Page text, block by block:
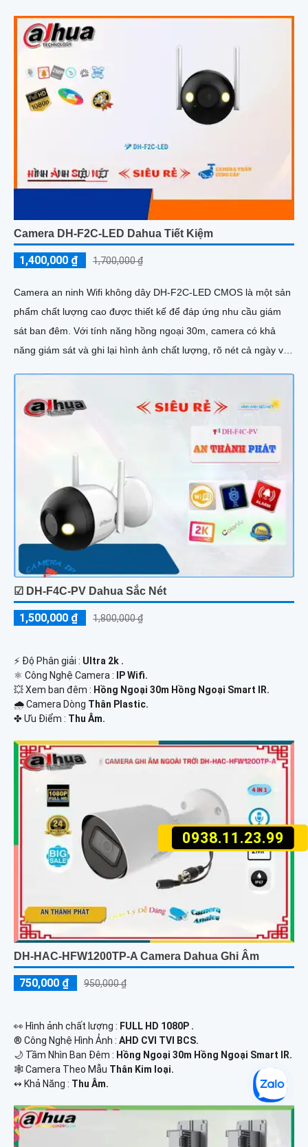
0938.11.23.99
Camera DH-F2C-LED Dahua Tiết Kiệm
1,400,000 ₫ 1,700,000 ₫
Camera an ninh Wifi không dây DH-F2C-LED CMOS là một sản
phẩm chất lượng cao được thiết kế để đáp ứng nhu cầu giám
sát ban đêm. Với tính năng hồng ngoại 30m, camera có khả
năng giám sát và ghi lại hình ảnh chất lượng, rõ nét cả ngày và
☑ DH-F4C-PV Dahua Sắc Nét
1,500,000 ₫ 1,800,000 ₫
️⚡ Độ Phân giải : Ultra 2k .
⚛️ Công Nghệ Camera :
IP Wifi.
💥 Xem ban đêm : Hồng Ngoại 30m Hồng Ngoại Smart IR.
🌧️ Camera Dòng Thân Plastic.
️✤ Ưu Điểm : Thu Âm.
DH-HAC-HFW1200TP-A Camera Dahua Ghi Âm
750,000 ₫ 950,000 ₫
️👀 Hình ảnh chất lượng : FULL HD 1080P .
®️ Công Nghệ Hình Ảnh : AHD CVI TVI BCS.
🌙 Tầm Nhìn Ban Đêm : Hồng Ngoại 30m Hồng Ngoại Smart IR.
🕸️ Camera Theo Mẫu Thân Kim loại.
️↭ Khả Năng : Thu Âm.